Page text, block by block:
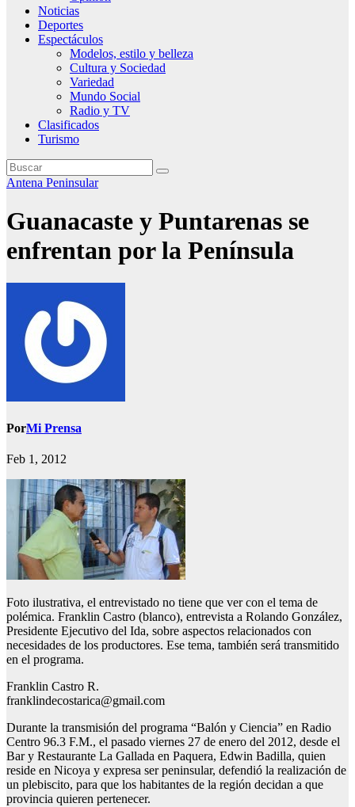
Noticias
Deportes
Espectáculos
Modelos, estilo y belleza
Cultura y Sociedad
Variedad
Mundo Social
Radio y TV
Clasificados
Turismo
Antena Peninsular
Guanacaste y Puntarenas se
enfrentan por la Península
PorMi Prensa
Feb 1, 2012
Foto ilustrativa, el entrevistado no tiene que ver con el tema de
polémica. Franklin Castro (blanco), entrevista a Rolando González,
Presidente Ejecutivo del Ida, sobre aspectos relacionados con
necesidades de los productores. Ese tema, también será transmitido
en el programa.
Franklin Castro R.
franklindecostarica@gmail.com
Durante la transmisión del programa “Balón y Ciencia” en Radio
Centro 96.3 F.M., el pasado viernes 27 de enero del 2012, desde el
Bar y Restaurante La Gallada en Paquera, Edwin Badilla, quien
reside en Nicoya y expresa ser peninsular, defendió la realización de
un plebiscito, para que los habitantes de la región decidan a que
provincia quieren pertenecer.